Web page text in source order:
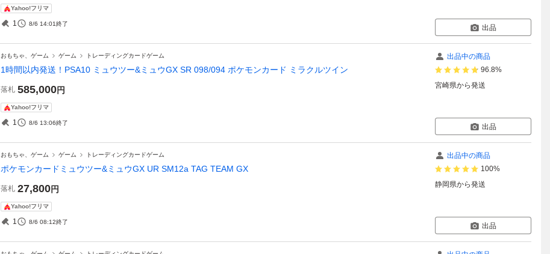
Yahoo!フリマ
1 8/6 14:01終了 出品
おもちゃ、ゲーム ゲーム トレーディングカードゲーム
1時間以内発送！PSA10 ミュウツー&ミュウGX SR 098/094 ポケモンカード ミラクルツイン
落札 585,000円
Yahoo!フリマ
1 8/6 13:06終了
出品中の商品
96.8%
宮崎県から発送
出品
おもちゃ、ゲーム ゲーム トレーディングカードゲーム
ポケモンカードミュウツー&ミュウGX UR SM12a TAG TEAM GX
落札 27,800円
Yahoo!フリマ
1 8/6 08:12終了
出品中の商品
100%
静岡県から発送
出品